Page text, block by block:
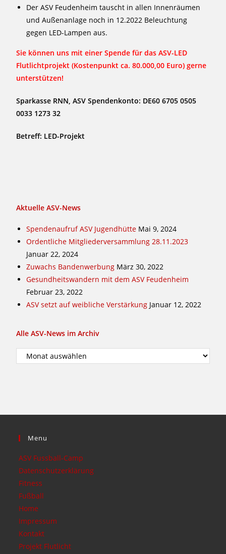
Der ASV Feudenheim tauscht in allen Innenräumen
und Außenanlage noch in 12.2022 Beleuchtung
gegen LED-Lampen aus.
Sie können uns mit einer Spende für das ASV-LED
Flutlichtprojekt (Kostenpunkt ca. 80.000,00 Euro) gerne
unterstützen!
Sparkasse RNN, ASV Spendenkonto: DE60 6705 0505
0033 1273 32
Betreff: LED-Projekt
Aktuelle ASV-News
Spendenaufruf ASV Jugendhütte Mai 9, 2024
Ordentliche Mitgliederversammlung 28.11.2023
Januar 22, 2024
Zuwachs Bandenwerbung März 30, 2022
Gesundheitswandern mit dem ASV Feudenheim
Februar 23, 2022
ASV setzt auf weibliche Verstärkung Januar 12, 2022
Alle ASV-News im Archiv
Menu
ASV Fussball-Camp
Datenschutzerklärung
Fitness
Fußball
Home
Impressum
Kontakt
Projekt Flutlicht